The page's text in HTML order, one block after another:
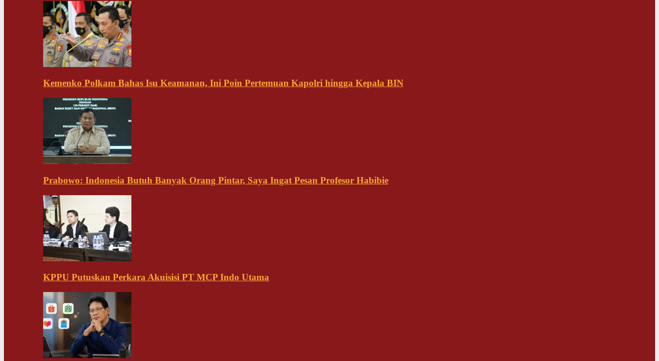
Kemenko Polkam Bahas Isu Keamanan, Ini Poin Pertemuan Kapolri hingga Kepala BIN
Prabowo: Indonesia Butuh Banyak Orang Pintar, Saya Ingat Pesan Profesor Habibie
KPPU Putuskan Perkara Akuisisi PT MCP Indo Utama